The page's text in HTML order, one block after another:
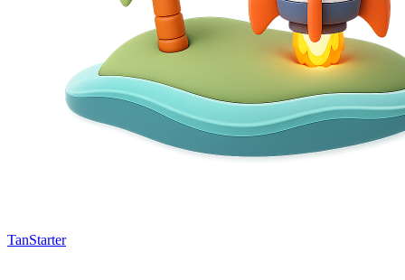
TanStarter